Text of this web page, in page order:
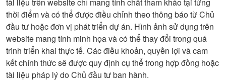
thời điểm và có thể được điều chỉnh theo thông báo từ Chủ
đầu tư hoặc đơn vị phát triển dự án. Hình ảnh sử dụng trên
website mang tính minh họa và có thể thay đổi trong quá
trình triển khai thực tế. Các điều khoản, quyền lợi và cam
kết chính thức sẽ được quy định cụ thể trong hợp đồng hoặc
tài liệu pháp lý do Chủ đầu tư ban hành.